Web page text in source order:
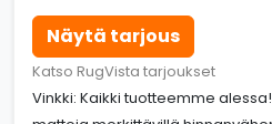
Näytä tarjous
Katso RugVista tarjoukset
Vinkki: Kaikki tuotteemme